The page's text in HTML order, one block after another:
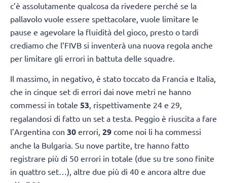
c’è assolutamente qualcosa da rivedere perché se la
pallavolo vuole essere spettacolare, vuole limitare le
pause e agevolare la fluidità del gioco, presto o tardi
crediamo che l’FIVB si inventerà una nuova regola anche
per limitare gli errori in battuta delle squadre.
Il massimo, in negativo, è stato toccato da Francia e Italia,
che in cinque set di errori dai nove metri ne hanno
commessi in totale 53, rispettivamente 24 e 29,
regalandosi di fatto un set a testa. Peggio è riuscita a fare
l’Argentina con 30 errori, 29 come noi li ha commessi
anche la Bulgaria. Su nove partite, tre hanno fatto
registrare più di 50 errori in totale (due su tre sono finite
in quattro set…), altre due più di 40 e ancora altre due